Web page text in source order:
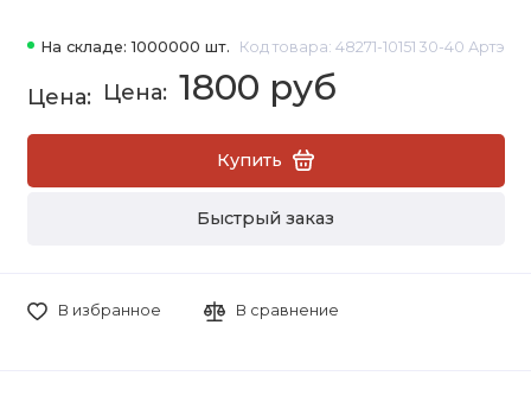
На складе: 1000000 шт. Код товара: 48271-10151 30-40 Артэ
1800 руб
Купить
Быстрый заказ
В избранное В сравнение